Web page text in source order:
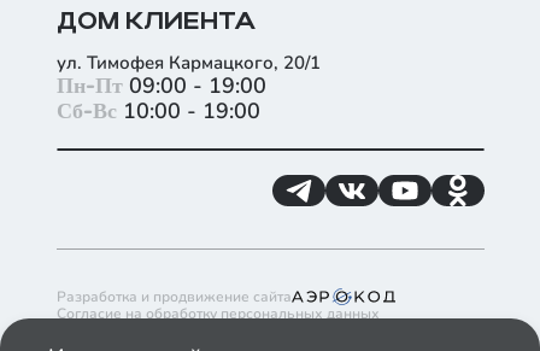
ДОМ КЛИЕНТА
ул. Тимофея Кармацкого, 20/1
Пн-Пт 09:00 - 19:00
Сб-Вс 10:00 - 19:00
Разработка и продвижение сайта
Согласие на обработку персональных данных